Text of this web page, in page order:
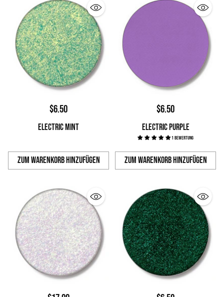
$6.50
ELECTRIC MINT
Zum Warenkorb hinzufügen
Anzahl
$6.50
ELECTRIC PURPLE
1 Bewertung
Zum Warenkorb hinzufügen
Anzahl